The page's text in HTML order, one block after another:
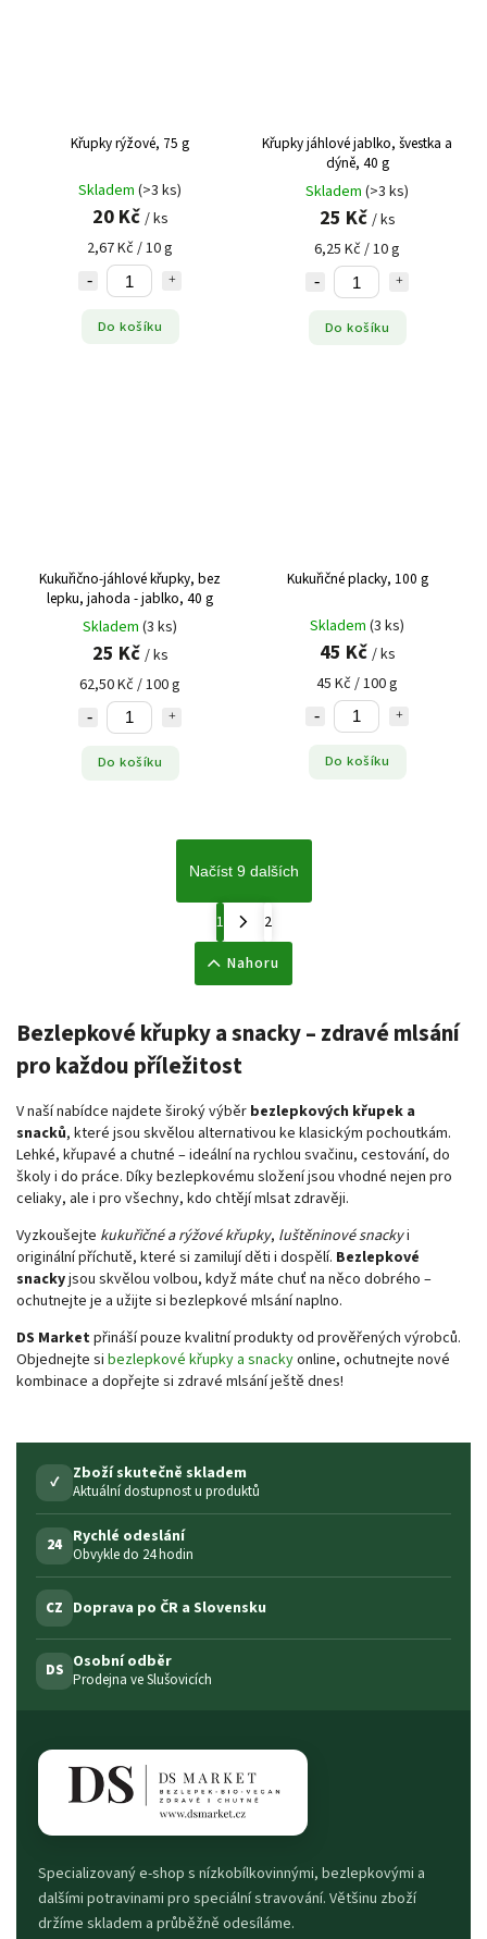
Křupky rýžové, 75 g
Skladem (>3 ks)
20 Kč / ks
2,67 Kč / 10 g
Do košíku
Křupky jáhlové jablko, švestka a
dýně, 40 g
Skladem (>3 ks)
25 Kč / ks
6,25 Kč / 10 g
Do košíku
Kukuřično-jáhlové křupky, bez
lepku, jahoda - jablko, 40 g
Skladem (3 ks)
25 Kč / ks
62,50 Kč / 100 g
Do košíku
Kukuřičné placky, 100 g
Skladem (3 ks)
45 Kč / ks
45 Kč / 100 g
Do košíku
Načíst 9 dalších
1
2
Nahoru
Bezlepkové křupky a snacky – zdravé mlsání
pro každou příležitost
V naší nabídce najdete široký výběr bezlepkových křupek a
snacků, které jsou skvělou alternativou ke klasickým pochoutkám.
Lehké, křupavé a chutné – ideální na rychlou svačinu, cestování, do
školy i do práce. Díky bezlepkovému složení jsou vhodné nejen pro
celiaky, ale i pro všechny, kdo chtějí mlsat zdravěji.
Vyzkoušejte kukuřičné a rýžové křupky, luštěninové snackyi
originální příchutě, které si zamilují děti i dospělí. Bezlepkové
snackyjsou skvělou volbou, když máte chuť na něco dobrého –
ochutnejte je a užijte si bezlepkové mlsání naplno.
DS Marketpřináší pouze kvalitní produkty od prověřených výrobců.
Objednejte si bezlepkové křupky a snackyonline, ochutnejte nové
kombinace a dopřejte si zdravé mlsání ještě dnes!
✓ Zboží skutečně skladem
Aktuální dostupnost u produktů
24 Rychlé odeslání
Obvykle do 24 hodin
CZ Doprava po ČR a Slovensku
DS Osobní odběr
Prodejna ve Slušovicích
Specializovaný e-shop s nízkobílkovinnými, bezlepkovými a
dalšími potravinami pro speciální stravování. Většinu zboží
držíme skladem a průběžně odesíláme.